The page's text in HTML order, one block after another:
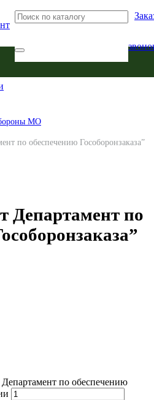
МО
по обеспечению Гособоронзаказа”
Департамент по
по обеспечению